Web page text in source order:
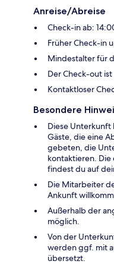
Anreise/Abreise
Check-in ab:
Früher Check-in
Mindestalter für
Der Check-out
Kontaktloser
Besondere
Diese Unterkunft
Gäste, die eine
gebeten, die
kontaktieren.
findest du auf
Die Mitarbeiter
Ankunft
Außerhalb der
möglich.
Von der
werden ggf. mit
übersetzt.